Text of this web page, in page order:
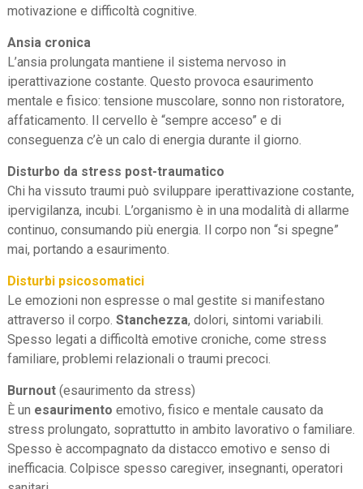
motivazione e difficoltà cognitive.
Ansia cronica
L’ansia prolungata mantiene il sistema nervoso in
iperattivazione costante. Questo provoca esaurimento
mentale e fisico: tensione muscolare, sonno non ristoratore,
affaticamento. Il cervello è “sempre acceso” e di
conseguenza c’è un calo di energia durante il giorno.
Disturbo da stress post-traumatico
Chi ha vissuto traumi può sviluppare iperattivazione costante,
ipervigilanza, incubi. L’organismo è in una modalità di allarme
continuo, consumando più energia. Il corpo non “si spegne”
mai, portando a esaurimento.
Disturbi psicosomatici
Le emozioni non espresse o mal gestite si manifestano
attraverso il corpo. Stanchezza, dolori, sintomi variabili.
Spesso legati a difficoltà emotive croniche, come stress
familiare, problemi relazionali o traumi precoci.
Burnout(esaurimento da stress)
È un esaurimento emotivo, fisico e mentale causato da
stress prolungato, soprattutto in ambito lavorativo o familiare.
Spesso è accompagnato da distacco emotivo e senso di
inefficacia. Colpisce spesso caregiver, insegnanti, operatori